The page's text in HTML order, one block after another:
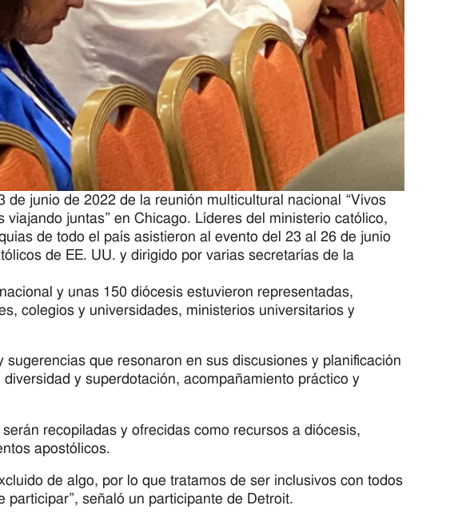
de junio de 2022 de la reunión multicultural nacional “Vivos
juntas” en Chicago. Líderes del ministerio católico,
de todo el país asistieron al evento del 23 al 26 de junio
de EE. UU. y dirigido por varias secretarías de la
y unas 150 diócesis estuvieron representadas,
colegios y universidades, ministerios universitarios y
que resonaron en sus discusiones y planificación
y superdotación, acompañamiento práctico y
recopiladas y ofrecidas como recursos a diócesis,
apostólicos.
de algo, por lo que tratamos de ser inclusivos con todos
señaló un participante de Detroit.